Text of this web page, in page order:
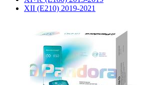
XII (E210) 2019-2021